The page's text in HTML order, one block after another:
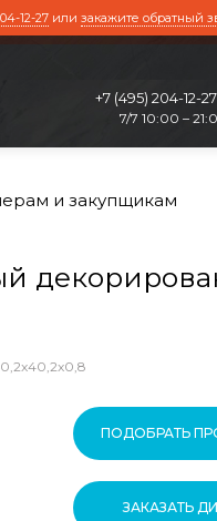
12-27 или закажите обратный
+7 (495) 204-12-27
7/7 10:00 –
и закупщикам
ПОДОБРАТЬ
ЗАКАЗАТЬ